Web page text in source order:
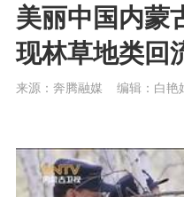
美丽中国内蒙
现林草地类回
来源：奔腾融媒 编辑：白艳